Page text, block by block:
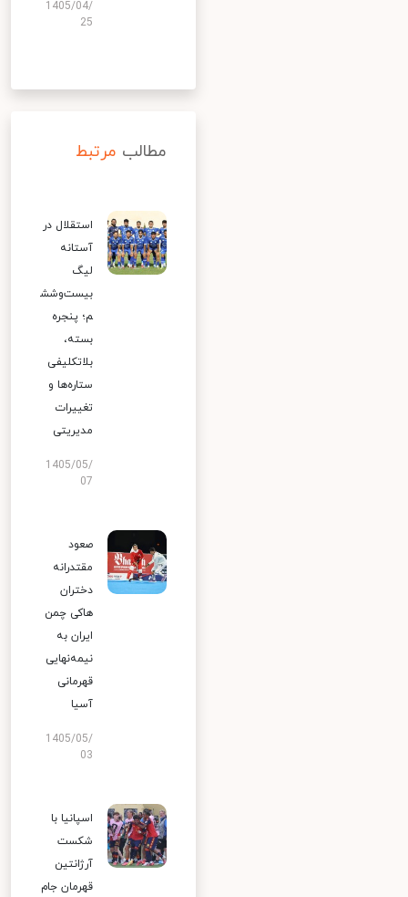
1405/04/
25
مطالب مرتبط
استقلال در
آستانه
لیگ
بیست‌وشش
م؛ پنجره
بسته،
بلاتکلیفی
ستاره‌ها و
تغییرات
مدیریتی
1405/05/
07
صعود
مقتدرانه
دختران
هاکی چمن
ایران به
نیمه‌نهایی
قهرمانی
آسیا
1405/05/
03
اسپانیا با
شکست
آرژانتین
قهرمان جام